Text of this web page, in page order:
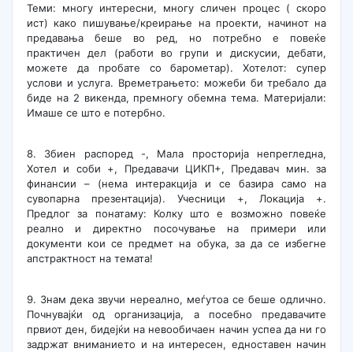
Теми: многу интересни, многу сличен процес ( скоро
ист) како пишување/креирање на проекти, начинот на
предавања беше во ред, но потребно е повеќе
практичен дел (работи во групи и дискусии, дебати,
можете да пробате со барометар). Хотелот: супер
услови и услуга. Времетрањето: можеби би требало да
биде на 2 викенда, премногу обемна тема. Материјали:
Имаше се што е потербно.
8. Збиен распоред -, Мала просторија непрегледна,
Хотел и соби +, Предавачи ЦИКП+, Предавач мин. за
финансии – (нема интеракција и се базира само на
сувопарна презентација). Учесници +, Локација +.
Предлог за понатаму: Колку што е возможно повеќе
реално и директно посочување на примери или
документи кои се предмет на обука, за да се избегне
апстрактност на темата!
9. Знам дека звучи нереално, меѓутоа се беше одлично.
Почнувајќи од организација, а посебно предавачите
првиот ден, бидејќи на невообичаен начин успеа да ни го
задржат вниманието и на интересен, едноставен начин